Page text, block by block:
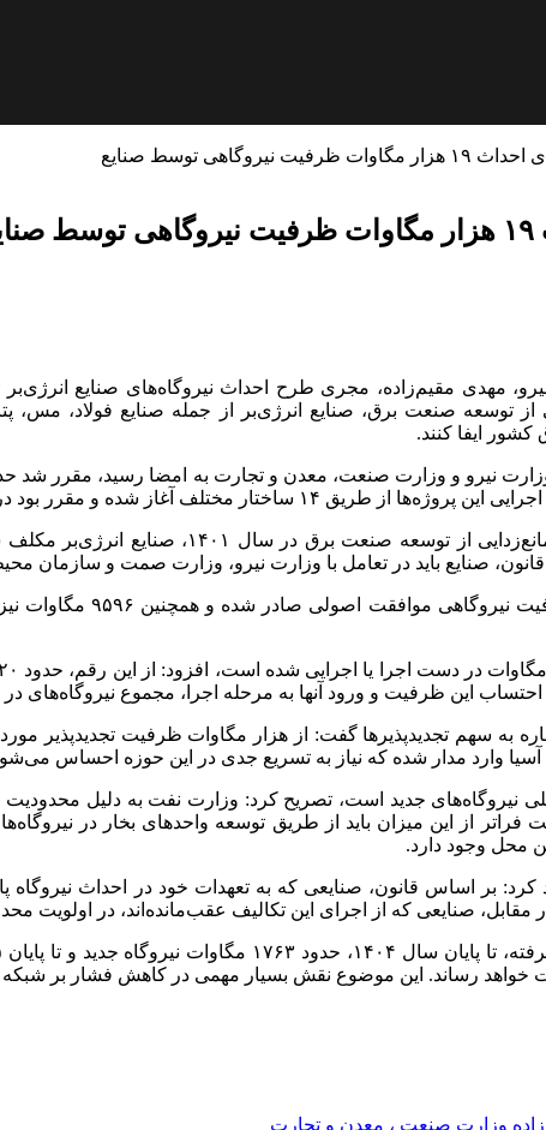
توسط صنایع
مهدی مقیم‌زاده، مجری طرح احداث نیروگاه‌های صنایع
ایفا کنند.
شده و مقرر بود در بازه زمانی سه‌ساله به بهره‌برداری برسد.
صنایع باید در تعامل با وزارت نیرو، وزارت صمت و سازمان
وی گفت: تاکنون برای
این ظرفیت و ورود آنها به مرحله اجرا، مجموع نیروگاه‌های در دست اقدام
به سهم تجدیدپذیرها گفت: از هزار مگاوات ظرفیتتجدیدپذیر
فراتر از این میزان باید از طریق توسعه واحدهای بخار در
بر اساس قانون، صنایعی که به تعهدات خود در احداث نیروگاه
مقابل، صنایعی که از اجرای این تکالیف عقب‌مانده‌اند، در
وزارت صنعت ، معدن و تجارت